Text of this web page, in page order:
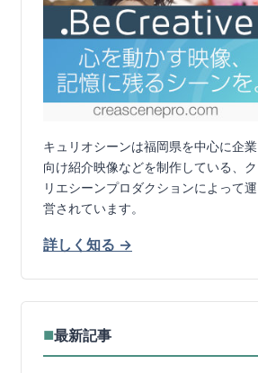
キュリオシーンは福岡県を中心に企業
向け紹介映像などを制作している、ク
リエシーンプロダクションによって運
営されています。
詳しく知る →
■最新記事